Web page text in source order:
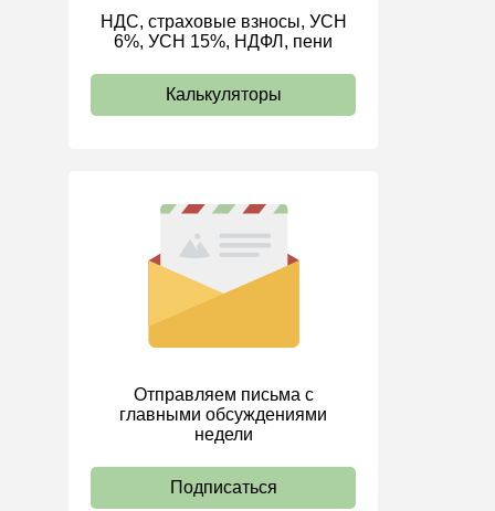
ИП
НДС, страховые взносы, УСН
6%, УСН 15%, НДФЛ, пени
Калькуляторы
Отправляем письма с
главными обсуждениями
недели
Подписаться